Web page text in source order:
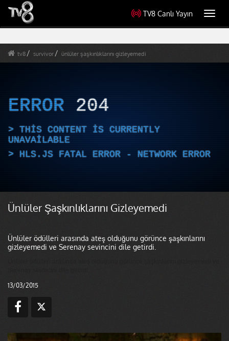
TV8 Canlı Yayın
tv8 survivor ünlüler şaşkınlıklarını gizleyemedi
ERROR 204
THIS CONTENT IS CURRENTLY
UNAVAILABLE
HLS.JS FATAL ERROR - NETWORK ERROR
Ünlüler Şaşkınlıklarını Gizleyemedi
Ünlüler ödülleri arasında ateş olduğunu görünce şaşkınlarını
gizleyemedi ve Serenay sevincini dile getirdi.
13/03/2015